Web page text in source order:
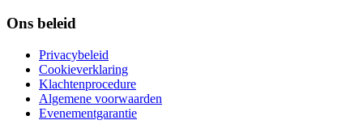
Ons beleid
Privacybeleid
Cookieverklaring
Klachtenprocedure
Algemene voorwaarden
Evenementgarantie